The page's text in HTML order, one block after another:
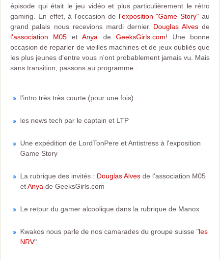
épisode qui était le jeu vidéo et plus particulièrement le rétro
gaming. En effet, à l'occasion de l'exposition "Game Story" au
grand palais nous recevions mardi dernier Douglas Alvesde
l'association M05 etAnya de GeeksGirls.com! Une bonne
occasion de reparler de vieilles machines et de jeux oubliés que
les plus jeunes d'entre vous n'ont probablement jamais vu. Mais
sans transition, passons au programme :
l'intro très très courte (pour une fois)
les news tech par le captain et LTP
Une expédition de LordTonPere et Antistress à l'exposition
Game Story
La rubrique des invités : Douglas Alves de l'association M05
etAnya de GeeksGirls.com
Le retour du gamer alcoolique dans la rubrique de Manox
Kwakos nous parle de nos camarades du groupe suisse "les
NRV"